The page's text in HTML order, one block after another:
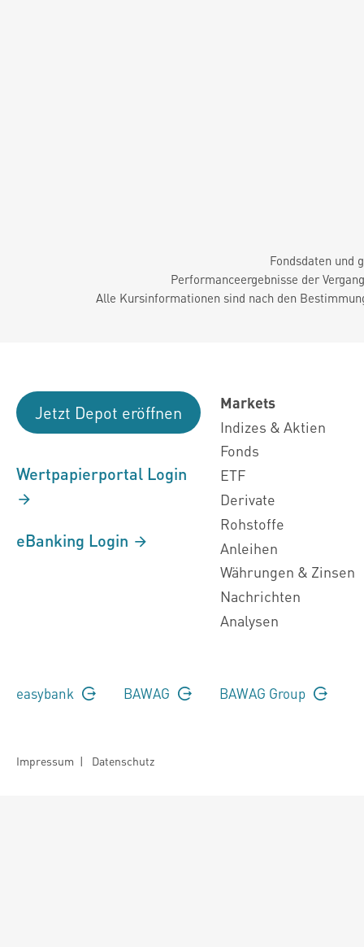
Fondsdaten und
Performanceergebnisse der
Alle Kursinformationen sind nach den
Jetzt Depot eröffnen
Wertpapierportal Login
eBanking Login
Markets
Indizes & Aktien
Fonds
ETF
Derivate
Rohstoffe
Anleihen
Währungen & Zinsen
Nachrichten
Analysen
easybank BAWAG BAWAG Group
Impressum | Datenschutz